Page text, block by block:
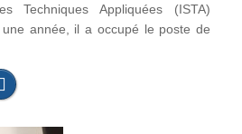
Techniques Appliquées (ISTA)
année, il a occupé le poste de